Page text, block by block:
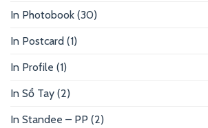
In Photobook (30)
In Postcard (1)
In Profile (1)
In Sổ Tay (2)
In Standee – PP (2)